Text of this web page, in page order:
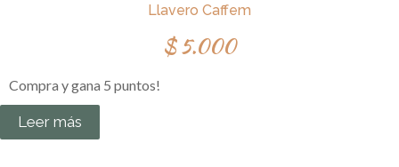
Llavero Caffem
$5.000
Compra y gana 5 puntos!
Leer más